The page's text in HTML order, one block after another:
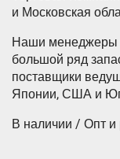
и Московская
Наши менеджеры
большой ряд
поставщики
Японии, США и
В наличии / Опт и